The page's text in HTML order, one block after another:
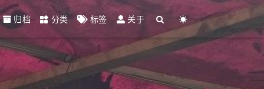
归档 分类 标签 关于